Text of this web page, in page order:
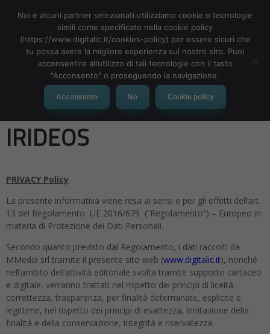
MENU
Privacy Policy – Webinar
IRIDEOS
PRIVACY Policy
La presente informativa viene resa ai sensi e per gli effetti dell’art.
13 del Regolamento UE 2016/679 (“Regolamento”) – Europeo in
materia di Protezione dei Dati Personali.
Secondo quanto previsto dal Regolamento, i dati raccolti da
MMedia srl tramite il presente sito web (www.digitalic.it), nonché
nell’ambito dell’attività editoriale svolta tramite supporto cartaceo
e digitale, verranno trattati nel rispetto dei principi di liceità,
correttezza, trasparenza, per finalità determinate, esplicite e
legittime, nel rispetto dei principi di esattezza, limitazione della
finalità e della conservazione, integrità e riservatezza.
Noi e alcuni partner selezionati utilizziamo cookie o tecnologie
simili come specificato nella cookie policy
(https://www.digitalic.it/cookies-policy) per essere sicuri che
tu possa avere la migliore esperienza sul nostro sito. Puoi
acconsentire all’utilizzo di tali tecnologie con il tasto
"Acconsento" o proseguendo la navigazione.
Acconsento No Cookie policy